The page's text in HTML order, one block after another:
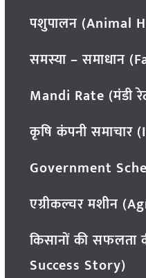
पशुपालन (Animal
समस्या – समाधान
Mandi Rate (मंडी
कृषि कंपनी समाचार
Government
एग्रीकल्चर मशीन
किसानों की सफलता
Success Story)